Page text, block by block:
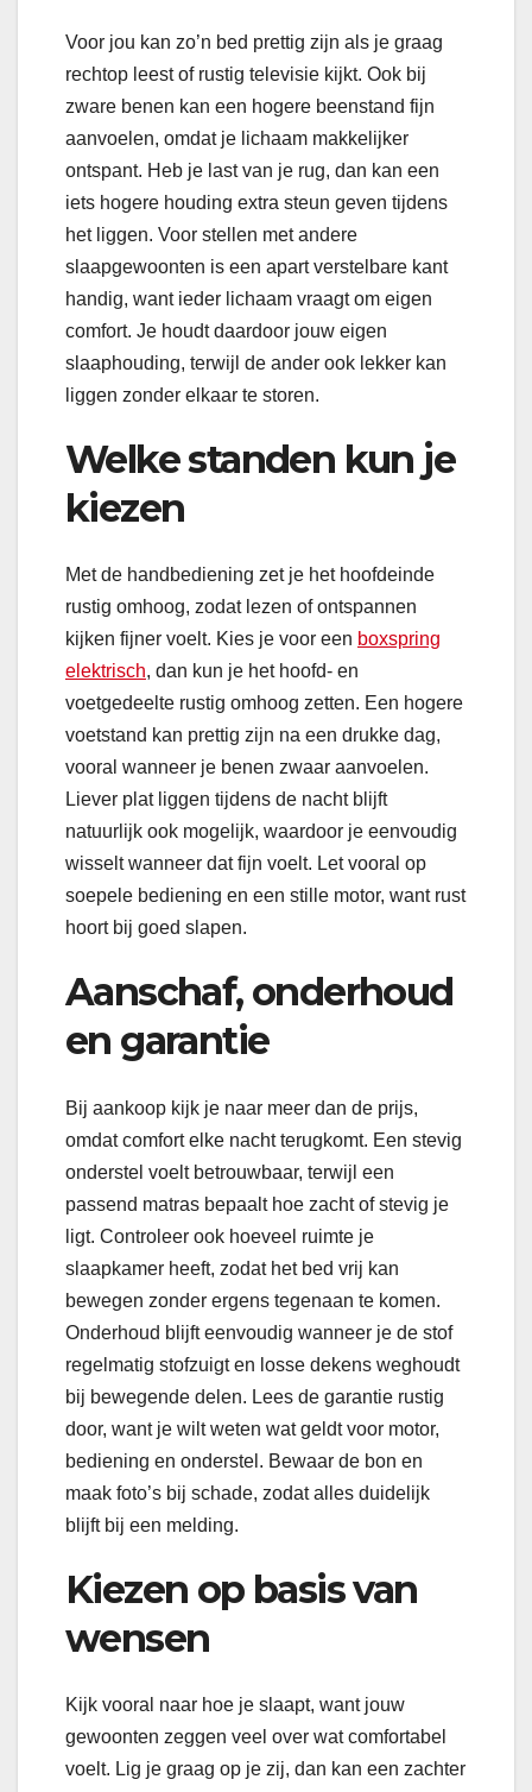
Voor jou kan zo’n bed prettig zijn als je graag
rechtop leest of rustig televisie kijkt. Ook bij
zware benen kan een hogere beenstand fijn
aanvoelen, omdat je lichaam makkelijker
ontspant. Heb je last van je rug, dan kan een
iets hogere houding extra steun geven tijdens
het liggen. Voor stellen met andere
slaapgewoonten is een apart verstelbare kant
handig, want ieder lichaam vraagt om eigen
comfort. Je houdt daardoor jouw eigen
slaaphouding, terwijl de ander ook lekker kan
liggen zonder elkaar te storen.
Welke standen kun je
kiezen
Met de handbediening zet je het hoofdeinde
rustig omhoog, zodat lezen of ontspannen
kijken fijner voelt. Kies je voor een boxspring
elektrisch, dan kun je het hoofd- en
voetgedeelte rustig omhoog zetten. Een hogere
voetstand kan prettig zijn na een drukke dag,
vooral wanneer je benen zwaar aanvoelen.
Liever plat liggen tijdens de nacht blijft
natuurlijk ook mogelijk, waardoor je eenvoudig
wisselt wanneer dat fijn voelt. Let vooral op
soepele bediening en een stille motor, want rust
hoort bij goed slapen.
Aanschaf, onderhoud
en garantie
Bij aankoop kijk je naar meer dan de prijs,
omdat comfort elke nacht terugkomt. Een stevig
onderstel voelt betrouwbaar, terwijl een
passend matras bepaalt hoe zacht of stevig je
ligt. Controleer ook hoeveel ruimte je
slaapkamer heeft, zodat het bed vrij kan
bewegen zonder ergens tegenaan te komen.
Onderhoud blijft eenvoudig wanneer je de stof
regelmatig stofzuigt en losse dekens weghoudt
bij bewegende delen. Lees de garantie rustig
door, want je wilt weten wat geldt voor motor,
bediening en onderstel. Bewaar de bon en
maak foto’s bij schade, zodat alles duidelijk
blijft bij een melding.
Kiezen op basis van
wensen
Kijk vooral naar hoe je slaapt, want jouw
gewoonten zeggen veel over wat comfortabel
voelt. Lig je graag op je zij, dan kan een zachter